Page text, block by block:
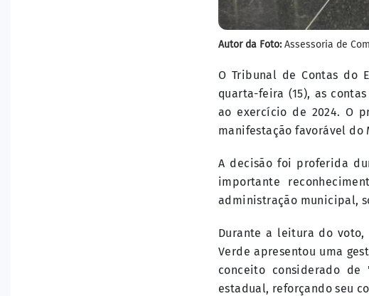
Autor da Foto:Assessoria de
O Tribunal de Contas do
quarta-feira (15), as
ao exercício de 2024. O
manifestação favorável do
A decisão foi proferida
importante
administração municipal,
Durante a leitura do voto,
Verde apresentou uma
conceito considerado
estadual, reforçando seu